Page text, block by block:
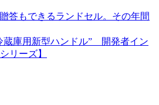
答もできるランドセル。その年間
蔵庫用新型ハンドル” 開発者イン
リーズ】